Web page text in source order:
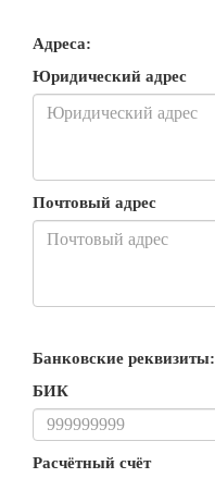
Адреса:
Юридический адрес
Почтовый адрес
Банковские реквизиты:
БИК
Расчётный счёт